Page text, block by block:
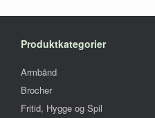
Produktkategorier
Armbånd
Brocher
Fritid, Hygge og Spil